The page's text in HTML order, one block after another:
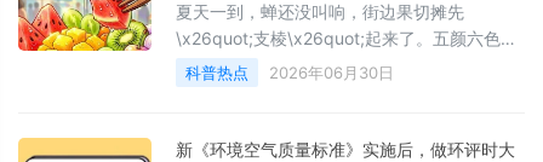
夏天一到，蝉还没叫响，街边果切摊先
\x26quot;支棱\x26quot;起来了。五颜六色的
水果被切成小方块，插上牙签就能边走边吃
——这画面是不是很美好？
科普热点 2026年06月30日
新《环境空气质量标准》实施后，做环评时大